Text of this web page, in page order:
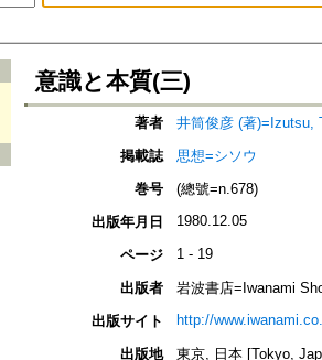
意識と本質(三)
著者
井筒俊彦 (著)=Izutsu,
掲載誌
思想=シソウ
巻号
(總號=n.678)
出版年月日
1980.12.05
ページ 1 - 19
出版者
岩波書店=Iwanami
出版サイト
http://
出版地
東京, 日本 [Tokyo,